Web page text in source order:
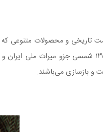
تاریخی و محصولات متنوعی
بازسازی می‌باشند.